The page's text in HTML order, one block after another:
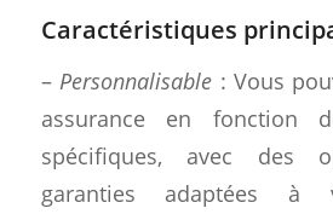
Caractéristiques
– Personnalisable : Vous
assurance en fonction
spécifiques, avec des
garanties adaptées à